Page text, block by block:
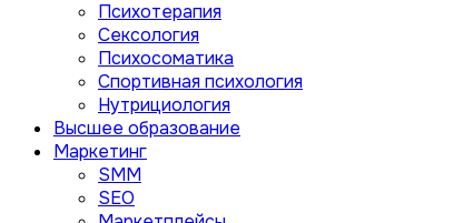
Психотерапия
Сексология
Психосоматика
Спортивная психология
Нутрициология
Высшее образование
Маркетинг
SMM
SEO